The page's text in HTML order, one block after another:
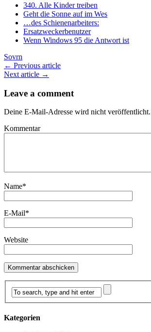
340. Alle Kinder treiben
Geht die Sonne auf im Wes
…des Schienenarbeiters:
Ersatzweckerbenutzer
Wenn Windows 95 die Antwort ist
Sovrn
← Previous article
Next article →
Leave a comment
Deine E-Mail-Adresse wird nicht veröffentlicht.
Kommentar
Name*
E-Mail*
Website
Kategorien